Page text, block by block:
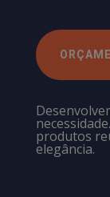
produtos
elegância.